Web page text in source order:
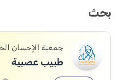
بحث
جمعية الإحسان
طبيب عصبية